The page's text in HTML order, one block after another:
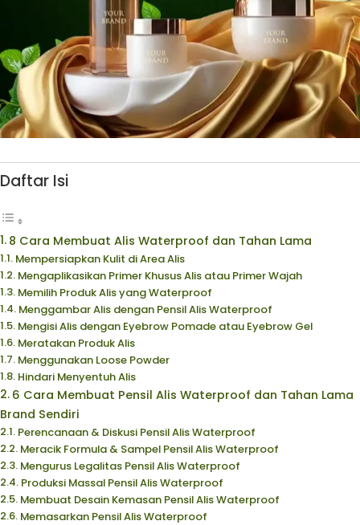
Daftar Isi
8 Cara Membuat Alis Waterproof dan Tahan Lama
Mempersiapkan Kulit di Area Alis
Mengaplikasikan Primer Khusus Alis atau Primer Wajah
Memilih Produk Alis yang Waterproof
Menggambar Alis dengan Pensil Alis Waterproof
Mengisi Alis dengan Eyebrow Pomade atau Eyebrow Gel
Meratakan Produk Alis
Menggunakan Loose Powder
Hindari Menyentuh Alis
6 Cara Membuat Pensil Alis Waterproof dan Tahan Lama
Brand Sendiri
Perencanaan & Diskusi Pensil Alis Waterproof
Meracik Formula & Sampel Pensil Alis Waterproof
Mengurus Legalitas Pensil Alis Waterproof
Produksi Massal Pensil Alis Waterproof
Membuat Desain Kemasan Pensil Alis Waterproof
Memasarkan Pensil Alis Waterproof